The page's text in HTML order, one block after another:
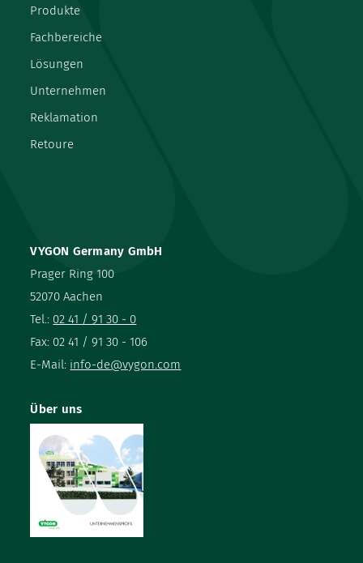
VYGON Germany GmbH
Prager Ring 100
52070 Aachen
Tel.: 02 41 / 91 30 - 0
Fax: 02 41 / 91 30 - 106
E-Mail: info-de@vygon.com
Produkte
Fachbereiche
Lösungen
Unternehmen
Reklamation
Retoure
Über uns